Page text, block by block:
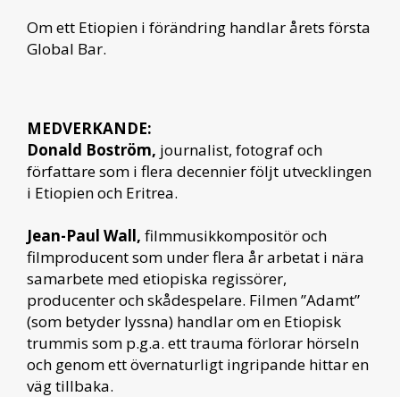
Om ett Etiopien i förändring handlar årets första
Global Bar.
MEDVERKANDE:
Donald Boström, journalist, fotograf och
författare som i flera decennier följt utvecklingen
i Etiopien och Eritrea.
Jean-Paul Wall, filmmusikkompositör och
filmproducent som under flera år arbetat i nära
samarbete med etiopiska regissörer,
producenter och skådespelare. Filmen ”Adamt”
(som betyder lyssna) handlar om en Etiopisk
trummis som p.g.a. ett trauma förlorar hörseln
och genom ett övernaturligt ingripande hittar en
väg tillbaka.